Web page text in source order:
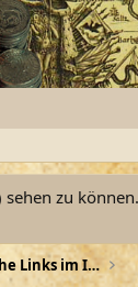
zu
TV-Tipps, Mediennews, nützliche Links im Internet